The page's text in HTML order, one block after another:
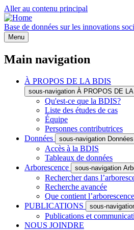
Aller au contenu principal
Base de données sur les innovations
Menu
Main navigation
À PROPOS DE LA BDIS
sous-navigation À PROPOS DE
Qu'est-ce que la BDIS?
Liste des études de cas
Équipe
Personnes contributrices
Données
sous-navigation Données
Accès à la BDIS
Tableaux de données
Arborescence
sous-navigation
Rechercher dans
Recherche avancée
Que contient
PUBLICATIONS
sous-
Publications et
NOUS JOINDRE